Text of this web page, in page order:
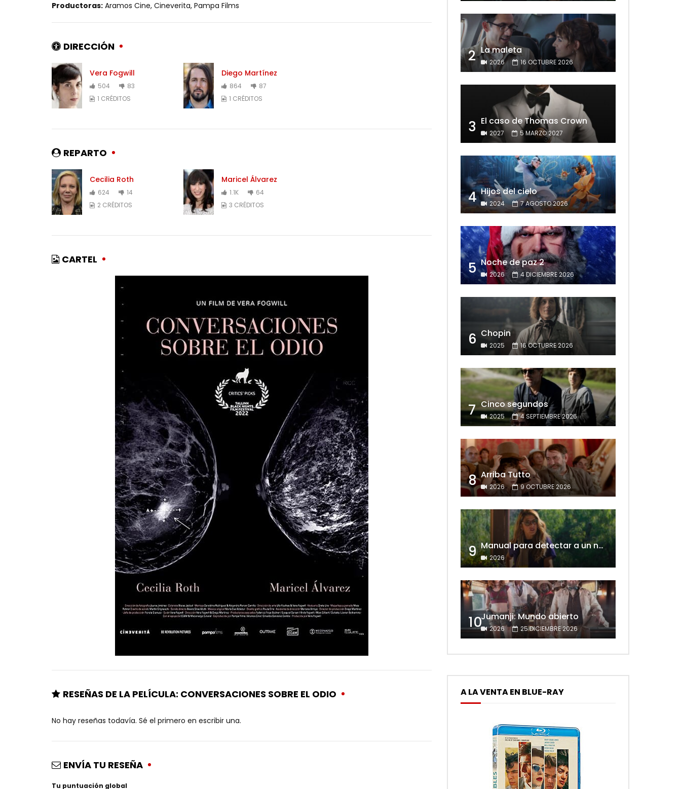
Productoras: Aramos Cine, Cineverita, Pampa Films
DIRECCIÓN
Vera Fogwill
504
83
1 CRÉDITOS
Diego Martínez
864
87
1 CRÉDITOS
REPARTO
Cecilia Roth
624
14
2 CRÉDITOS
Maricel Álvarez
1.1K
64
3 CRÉDITOS
CARTEL
RESEÑAS DE LA PELÍCULA: CONVERSACIONES SOBRE EL ODIO
No hay reseñas todavía. Sé el primero en escribir una.
ENVÍA TU RESEÑA
Tu puntuación global
2 La maleta
2026 16 OCTUBRE 2026
3 El caso de Thomas Crown
2027 5 MARZO 2027
4 Hijos del cielo
2024 7 AGOSTO 2026
5 Noche de paz 2
2026 4 DICIEMBRE 2026
6 Chopin
2025 16 OCTUBRE 2026
7 Cinco segundos
2025 4 SEPTIEMBRE 2026
8 Arriba Tutto
2026 9 OCTUBRE 2026
9 Manual para detectar a un narcisista
2026
10Jumanji: Mundo abierto
2026 25 DICIEMBRE 2026
A LA VENTA EN BLUE-RAY